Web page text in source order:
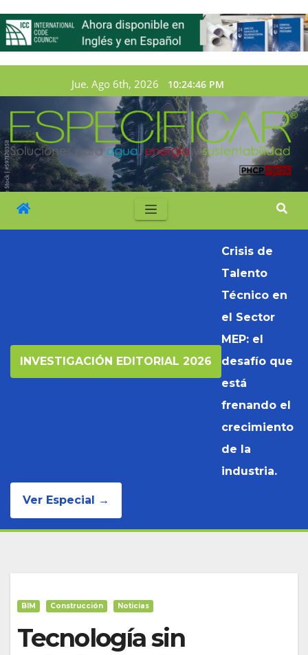
Jue. Ago 6th, 2026 10:24:47 PM
INVESTIGACIÓN EDITORIAL 2026
Crisis de
Talento
Técnico en
el Sector
MEP: el
desafío que
está
frenando el
crecimiento
de la
industria.
Ver Especial →
BIM Construcción Noticias
Tecnología sin